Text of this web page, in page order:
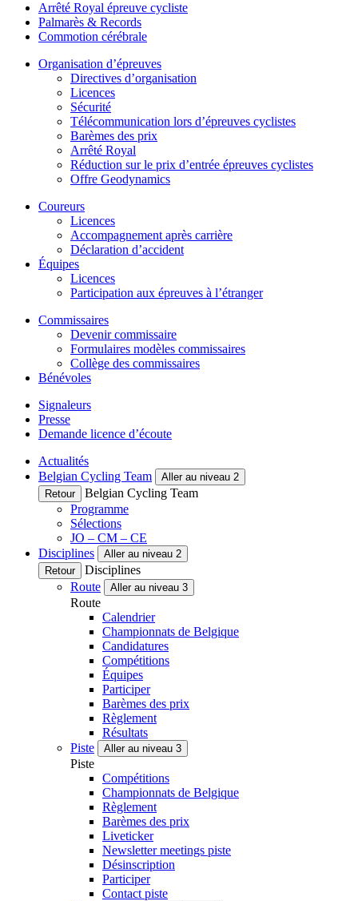
Arrêté Royal épreuve cycliste
Palmarès & Records
Commotion cérébrale
Organisation d’épreuves
Directives d’organisation
Licences
Sécurité
Télécommunication lors d’épreuves cyclistes
Barèmes des prix
Arrêté Royal
Réduction sur le prix d’entrée épreuves cyclistes
Offre Geodynamics
Coureurs
Licences
Accompagnement après carrière
Déclaration d’accident
Équipes
Licences
Participation aux épreuves à l’étranger
Commissaires
Devenir commissaire
Formulaires modèles commissaires
Collège des commissaires
Bénévoles
Signaleurs
Presse
Demande licence d’écoute
Actualités
Belgian Cycling Team
Aller au niveau 2
Retour
Belgian Cycling Team
Programme
Sélections
JO – CM – CE
Disciplines
Aller au niveau 2
Retour
Disciplines
Route
Aller au niveau 3
Route
Calendrier
Championnats de Belgique
Candidatures
Compétitions
Équipes
Participer
Barèmes des prix
Règlement
Résultats
Piste
Aller au niveau 3
Piste
Compétitions
Championnats de Belgique
Règlement
Barèmes des prix
Liveticker
Newsletter meetings piste
Désinscription
Participer
Contact piste